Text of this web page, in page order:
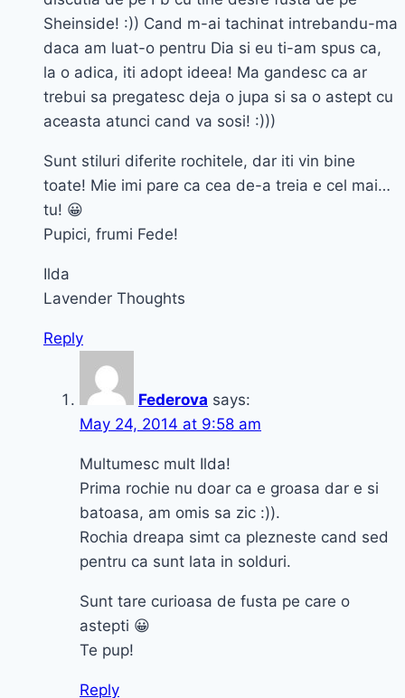
Sheinside! :)) Cand m-ai tachinat intrebandu-ma
daca am luat-o pentru Dia si eu ti-am spus ca,
la o adica, iti adopt ideea! Ma gandesc ca ar
trebui sa pregatesc deja o jupa si sa o astept cu
aceasta atunci cand va sosi! :)))
Sunt stiluri diferite rochitele, dar iti vin bine
toate! Mie imi pare ca cea de-a treia e cel mai…
tu! 😀
Pupici, frumi Fede!
Ilda
Lavender Thoughts
Reply
Federova says:
May 24, 2014 at 9:58 am
Multumesc mult Ilda!
Prima rochie nu doar ca e groasa dar e si
batoasa, am omis sa zic :)).
Rochia dreapa simt ca plezneste cand sed
pentru ca sunt lata in solduri.
Sunt tare curioasa de fusta pe care o
astepti 😀
Te pup!
Reply